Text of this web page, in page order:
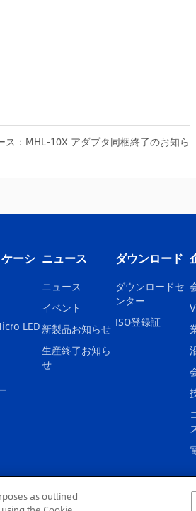
ス：MHL-10X アダプタ同梱終了のお知ら
ーシ
LED
ニュース
ニュース
イベント
新製品お知らせ
生産終了お知ら
せ
ダウンロード
ダウンロードセ
ンター
ISO登録証
as outlined